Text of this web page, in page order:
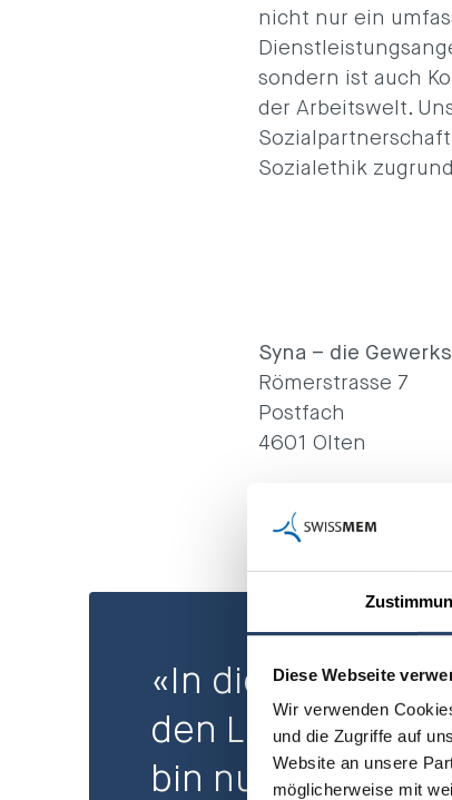
Diese Webseite
Wir verwenden
und die Zugriffe auf
Website an unsere
möglicherweise mit
nicht nur ein
sondern ist auch
der Arbeitswelt.
Sozialethik
Syna – die
Römerstrasse 7
Postfach
4601 Olten
«In diesem Jahr
den Lehrgang
bin nun